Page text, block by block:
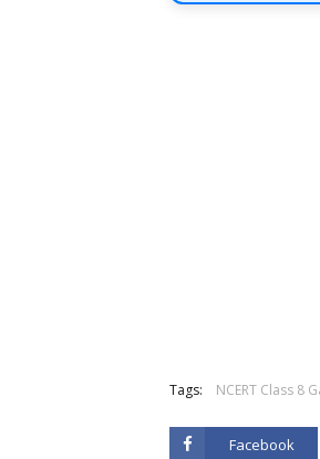
Tags: NCERT Class 8
Facebook